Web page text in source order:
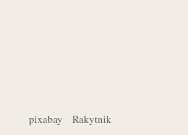
pixabay Rakytnik